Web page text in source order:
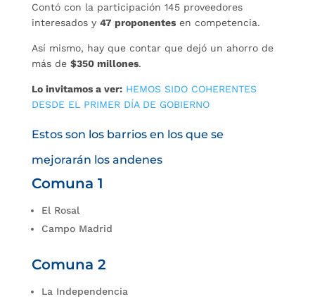
Contó con la participación 145 proveedores
interesados y 47 proponentesen competencia.
Así mismo, hay que contar que dejó un ahorro de
más de $350 millones.
Lo invitamos a ver: HEMOS SIDO COHERENTES
DESDE EL PRIMER DÍA DE GOBIERNO
Estos son los barrios en los que se
mejorarán los andenes
Comuna 1
El Rosal
Campo Madrid
Comuna 2
La Independencia